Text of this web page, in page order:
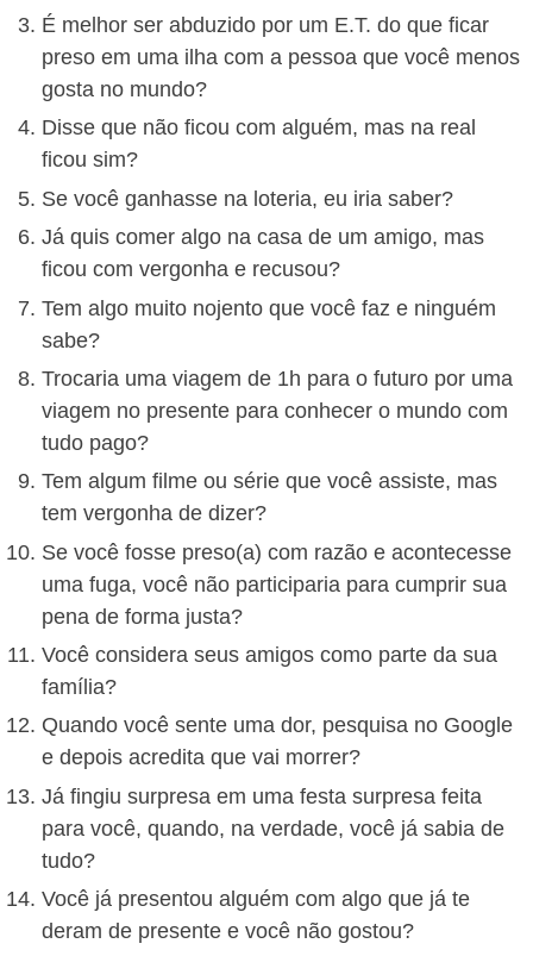
É melhor ser abduzido por um E.T. do que ficar
preso em uma ilha com a pessoa que você menos
gosta no mundo?
Disse que não ficou com alguém, mas na real
ficou sim?
Se você ganhasse na loteria, eu iria saber?
Já quis comer algo na casa de um amigo, mas
ficou com vergonha e recusou?
Tem algo muito nojento que você faz e ninguém
sabe?
Trocaria uma viagem de 1h para o futuro por uma
viagem no presente para conhecer o mundo com
tudo pago?
Tem algum filme ou série que você assiste, mas
tem vergonha de dizer?
Se você fosse preso(a) com razão e acontecesse
uma fuga, você não participaria para cumprir sua
pena de forma justa?
Você considera seus amigos como parte da sua
família?
Quando você sente uma dor, pesquisa no Google
e depois acredita que vai morrer?
Já fingiu surpresa em uma festa surpresa feita
para você, quando, na verdade, você já sabia de
tudo?
Você já presentou alguém com algo que já te
deram de presente e você não gostou?